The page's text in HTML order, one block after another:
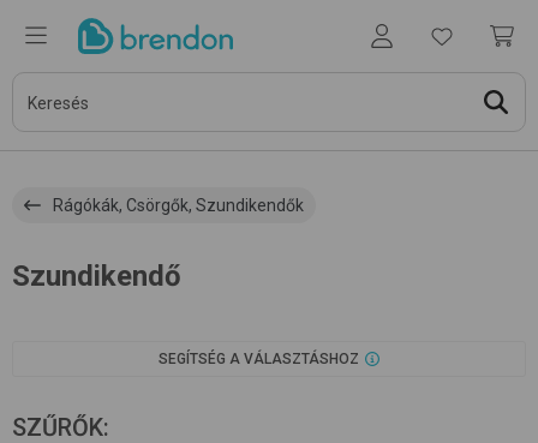
Rágókák, Csörgők, Szundikendők
Szundikendő
SEGÍTSÉG A VÁLASZTÁSHOZ
SZŰRŐK: